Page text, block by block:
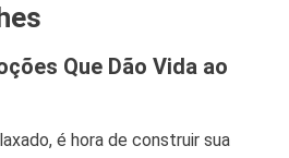
Que Dão Vida ao
é hora de construir sua